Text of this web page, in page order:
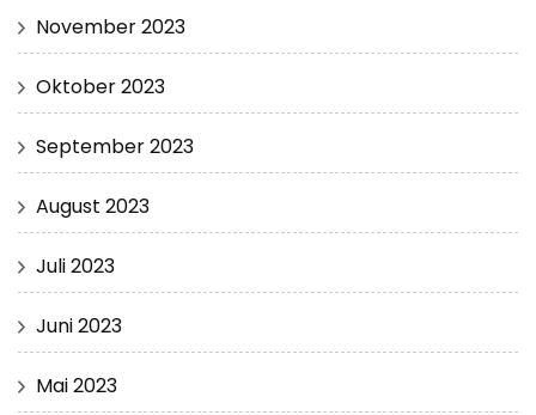
November 2023
Oktober 2023
September 2023
August 2023
Juli 2023
Juni 2023
Mai 2023